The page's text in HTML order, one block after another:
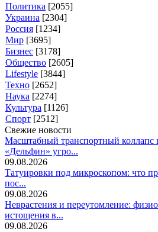
Политика [2055]
Украина [2304]
Россия [1234]
Мир [3695]
Бизнес [3178]
Общество [2605]
Lifestyle [3844]
Техно [2652]
Наука [2274]
Культура [1126]
Спорт [2512]
Свежие новости
Масштабный транспортный
«Дельфин» угро...
09.08.2026
Татуировки под микроскопом: что
пос...
09.08.2026
Неврастения и переутомление:
истощения в...
09.08.2026